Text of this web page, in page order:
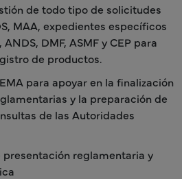
de todo tipo de solicitudes
MAA, expedientes específicos
DMF, ASMF y CEP para
de productos.
para apoyar en la finalización
y la preparación de
de las Autoridades
presentación reglamentaria y